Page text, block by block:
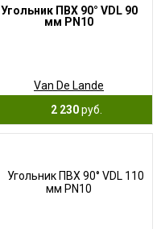
Угольник ПВХ 90° VDL 90
мм PN10
Van De Lande
2 230руб.